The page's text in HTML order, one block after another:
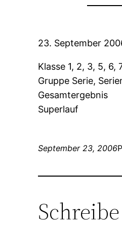
23. September
Klasse 1, 2, 3, 5, 6,
Gruppe Serie,
Gesamtergebnis
Superlauf
September 23, 2006